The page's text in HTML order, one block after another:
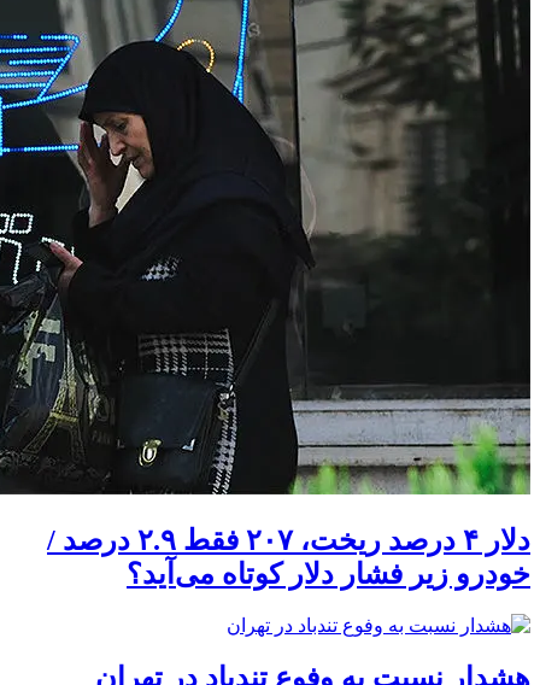
دلار ۴ درصد ریخت، ۲۰۷ فقط ۲.۹ درصد /
خودرو زیر فشار دلار کوتاه می‌آید؟
هشدار نسبت به وفوع تندباد در تهران